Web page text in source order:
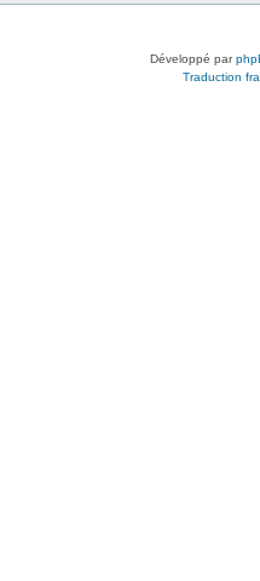
Développé par
Traduction